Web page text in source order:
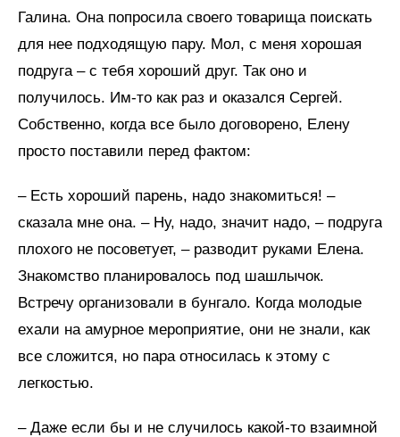
Галина. Она попросила своего товарища поискать
для нее подходящую пару. Мол, с меня хорошая
подруга – с тебя хороший друг. Так оно и
получилось. Им-то как раз и оказался Сергей.
Собственно, когда все было договорено, Елену
просто поставили перед фактом:
– Есть хороший парень, надо знакомиться! –
сказала мне она. – Ну, надо, значит надо, – подруга
плохого не посоветует, – разводит руками Елена.
Знакомство планировалось под шашлычок.
Встречу организовали в бунгало. Когда молодые
ехали на амурное мероприятие, они не знали, как
все сложится, но пара относилась к этому с
легкостью.
– Даже если бы и не случилось какой-то взаимной